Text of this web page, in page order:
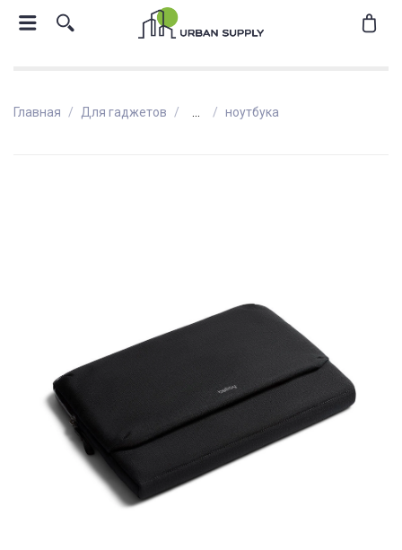
Главная Для гаджетов ноутбука